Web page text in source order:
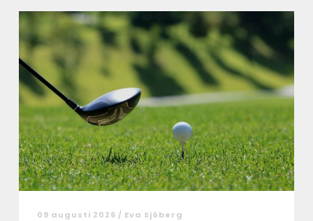
09 augusti 2026 / Eva Sjöberg